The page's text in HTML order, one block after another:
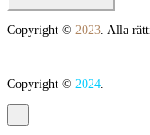
Copyright © 2023. Alla
Copyright © 2024.